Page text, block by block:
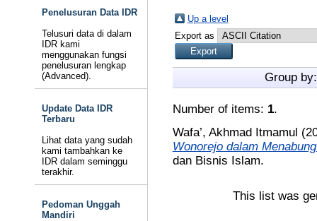
Penelusuran Data IDR
Telusuri data di dalam
IDR kami
menggunakan fungsi
penelusuran lengkap
(Advanced).
Update Data IDR
Terbaru
Lihat data yang sudah
kami tambahkan ke
IDR dalam seminggu
terakhir.
Pedoman Unggah
Mandiri
Up a level
Export as
Group
Number of items: 1.
Wafa’, Akhmad Itmamul
Wonorejo dalam
dan Bisnis Islam.
This list was